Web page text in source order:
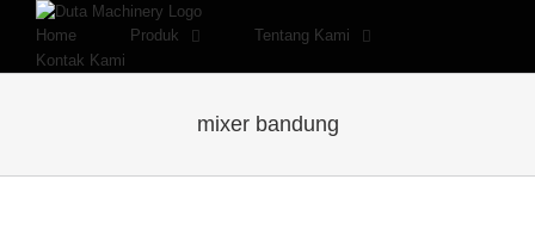
content
Home Produk
Tentang Kami
Kontak Kami
mixer bandung